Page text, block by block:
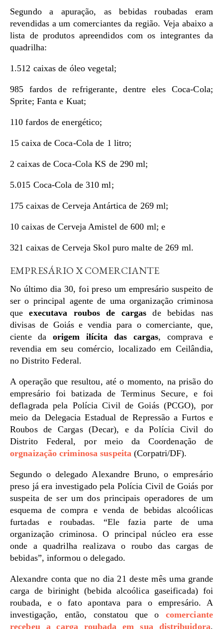
Segundo a apuração, as bebidas roubadas eram
revendidas a um comerciantes da região. Veja abaixo a
lista de produtos apreendidos com os integrantes da
quadrilha:
1.512 caixas de óleo vegetal;
985 fardos de refrigerante, dentre eles Coca-Cola;
Sprite; Fanta e Kuat;
110 fardos de energético;
15 caixa de Coca-Cola de 1 litro;
2 caixas de Coca-Cola KS de 290 ml;
5.015 Coca-Cola de 310 ml;
175 caixas de Cerveja Antártica de 269 ml;
10 caixas de Cerveja Amistel de 600 ml; e
321 caixas de Cerveja Skol puro malte de 269 ml.
EMPRESÁRIO X COMERCIANTE
No último dia 30, foi preso um empresário suspeito de
ser o principal agente de uma organização criminosa
queexecutava roubos de cargas de bebidas nas
divisas de Goiás e vendia para o comerciante, que,
ciente da origem ilícita das cargas, comprava e
revendia em seu comércio, localizado em Ceilândia,
no Distrito Federal.
A operação que resultou, até o momento, na prisão do
empresário foi batizada de Terminus Secure, e foi
deflagrada pela Polícia Civil de Goiás (PCGO), por
meio da Delegacia Estadual de Repressão a Furtos e
Roubos de Cargas (Decar), e da Polícia Civil do
Distrito Federal, por meio da Coordenação de
orgnaização criminosa suspeita (Corpatri/DF).
Segundo o delegado Alexandre Bruno, o empresário
preso já era investigado pela Polícia Civil de Goiás por
suspeita de ser um dos principais operadores de um
esquema de compra e venda de bebidas alcoólicas
furtadas e roubadas. “Ele fazia parte de uma
organização criminosa. O principal núcleo era esse
onde a quadrilha realizava o roubo das cargas de
bebidas”, informou o delegado.
Alexandre conta que no dia 21 deste mês uma grande
carga de birinight (bebida alcoólica gaseificada) foi
roubada, e o fato apontava para o empresário. A
investigação, então, constatou que o comerciante
recebeu a carga roubada em sua distribuidora,